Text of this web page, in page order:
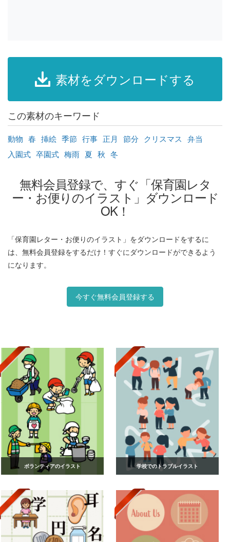
素材をダウンロードする
この素材のキーワード
動物 春 挿絵 季節 行事 正月 節分 クリスマス 弁当
入園式 卒園式 梅雨 夏 秋 冬
無料会員登録で、すぐ「保育園レタ
ー・お便りのイラスト」ダウンロード
OK！
「保育園レター・お便りのイラスト」をダウンロードをするに
は、無料会員登録をするだけ！すぐにダウンロードができるよう
になります。
今すぐ無料会員登録する
ボランティアのイラスト 学校でのトラブルイラスト